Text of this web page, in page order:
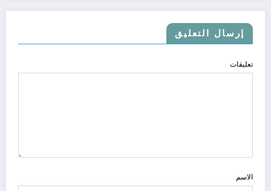
إرسال التعليق
تعليقات
الاسم